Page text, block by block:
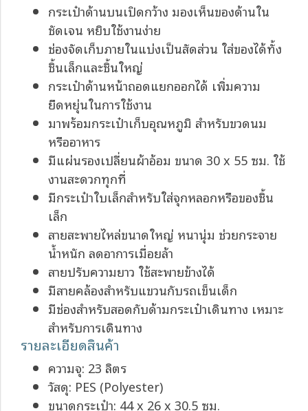
กระเป๋าด้านบนเปิดกว้าง มองเห็นของด้านใน
ชัดเจน หยิบใช้งานง่าย
ช่องจัดเก็บภายในแบ่งเป็นสัดส่วน ใส่ของได้ทั้ง
ชิ้นเล็กและชิ้นใหญ่
กระเป๋าด้านหน้าถอดแยกออกได้ เพิ่มความ
ยืดหยุ่นในการใช้งาน
มาพร้อมกระเป๋าเก็บอุณหภูมิ สำหรับขวดนม
หรืออาหาร
มีแผ่นรองเปลี่ยนผ้าอ้อม ขนาด 30 x 55 ซม. ใช้
งานสะดวกทุกที่
มีกระเป๋าใบเล็กสำหรับใส่จุกหลอกหรือของชิ้น
เล็ก
สายสะพายไหล่ขนาดใหญ่ หนานุ่ม ช่วยกระจาย
น้ำหนัก ลดอาการเมื่อยล้า
สายปรับความยาว ใช้สะพายข้างได้
มีสายคล้องสำหรับแขวนกับรถเข็นเด็ก
มีช่องสำหรับสอดกับด้ามกระเป๋าเดินทาง เหมาะ
สำหรับการเดินทาง
รายละเอียดสินค้า
ความจุ: 23 ลิตร
วัสดุ: PES (Polyester)
ขนาดกระเป๋า: 44 x 26 x 30.5 ซม.